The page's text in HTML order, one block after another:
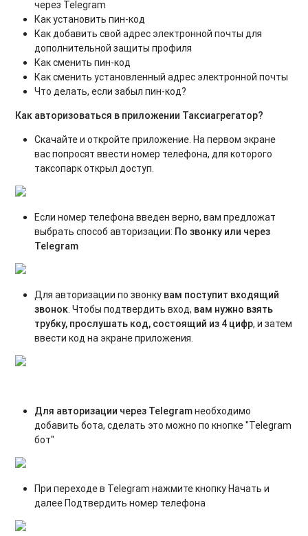
через Telegram
Как установить пин-код
Как добавить свой адрес электронной почты для
дополнительной защиты профиля
Как сменить пин-код
Как сменить установленный адрес электронной почты
Что делать, если забыл пин-код?
Как авторизоваться в приложении Таксиагрегатор?
Скачайте и откройте приложение. На первом экране
вас попросят ввести номер телефона, для которого
таксопарк открыл доступ.
Если номер телефона введен верно, вам предложат
выбрать способ авторизации: По звонку или через
Telegram
Для авторизации по звонку вам поступит входящий
звонок. Чтобы подтвердить вход, вам нужно взять
трубку, прослушать код, состоящий из 4 цифр, и затем
ввести код на экране приложения.
Для авторизации через Telegramнеобходимо
добавить бота, сделать это можно по кнопке "Telegram
бот"
При переходе в Telegram нажмите кнопку Начать и
далее Подтвердить номер телефона